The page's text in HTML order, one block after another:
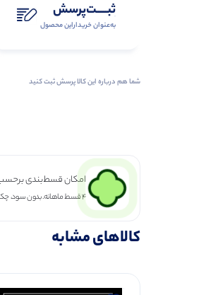
ثبـــــت‌پرسش
به‌عنوان ‌خریدار‌این‌ محصول
شما هم درباره این کالا پرسش ثبت کنید
امکان قسط‌بندی برحسب
۴ قسط ماهانه. بدون سود، چک و ضامن.
کالاهای مشابه